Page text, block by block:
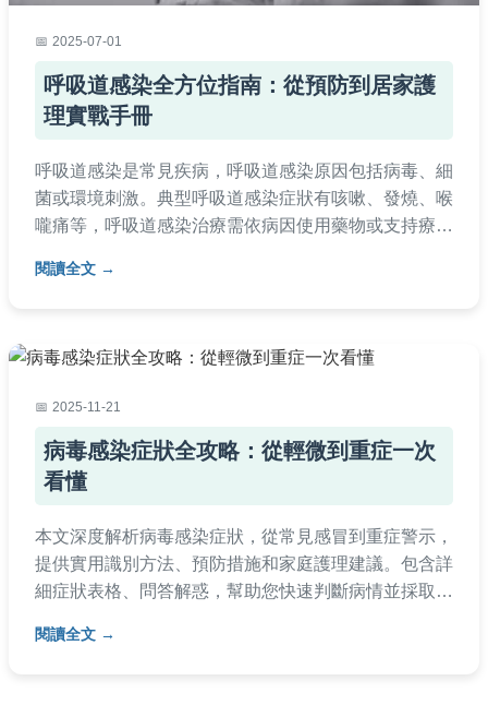
2025-07-01
呼吸道感染全方位指南：從預防到居家護
理實戰手冊
呼吸道感染是常見疾病，呼吸道感染原因包括病毒、細
菌或環境刺激。典型呼吸道感染症狀有咳嗽、發燒、喉
嚨痛等，呼吸道感染治療需依病因使用藥物或支持療
險，若患病時呼吸道感染護理措施包括多休息、補充水
閱讀全文
2025-11-21
病毒感染症狀全攻略：從輕微到重症一次
看懂
本文深度解析病毒感染症狀，從常見感冒到重症警示，
提供實用識別方法、預防措施和家庭護理建議。包含詳
細症狀表格、問答解惑，幫助您快速判斷病情並採取行
閱讀全文